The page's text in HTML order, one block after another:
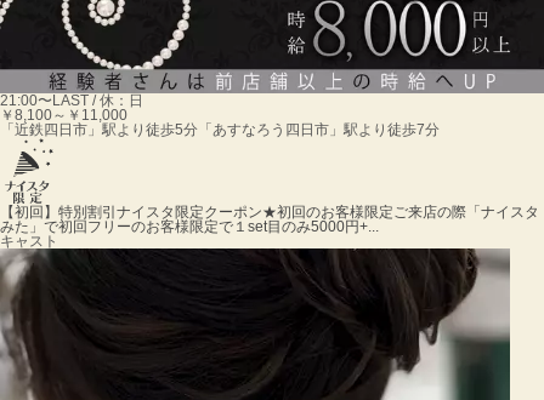
21:00〜LAST / 休：日
￥8,100～￥11,000
「近鉄四日市」駅より徒歩5分「あすなろう四日市」駅より徒歩7分
【初回】特別割引ナイスタ限定クーポン★初回のお客様限定ご来店の際「ナイスタ
みた」で初回フリーのお客様限定で１set目のみ5000円+...
キャスト